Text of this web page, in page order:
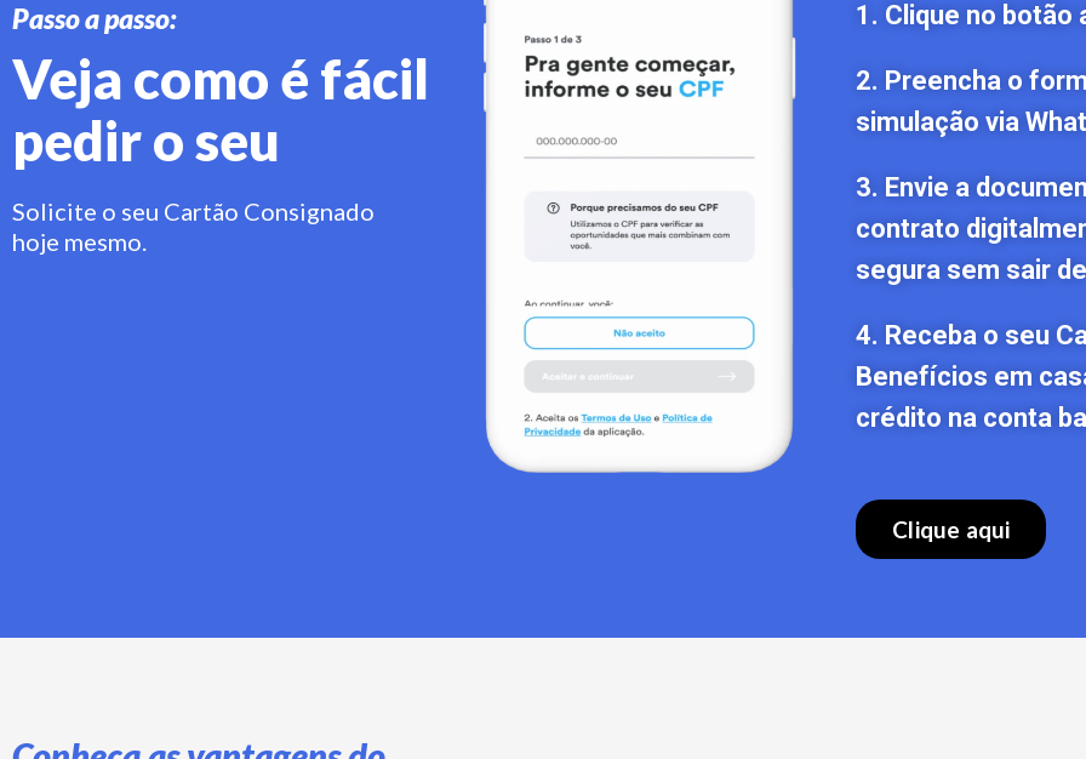
Passo a passo:
Veja como é fácil
pedir o seu
Solicite o seu Cartão Consignado
hoje mesmo.
1. Clique no botão
2. Preencha o
simulação via
3. Envie a
contrato
segura sem sair
4. Receba o seu
Benefícios em
crédito na conta
Clique aqui